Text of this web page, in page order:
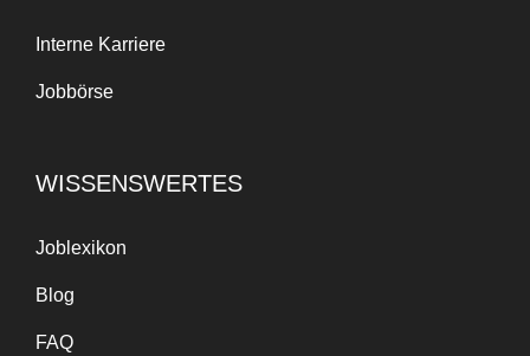
Interne Karriere
Jobbörse
WISSENSWERTES
Joblexikon
Blog
FAQ